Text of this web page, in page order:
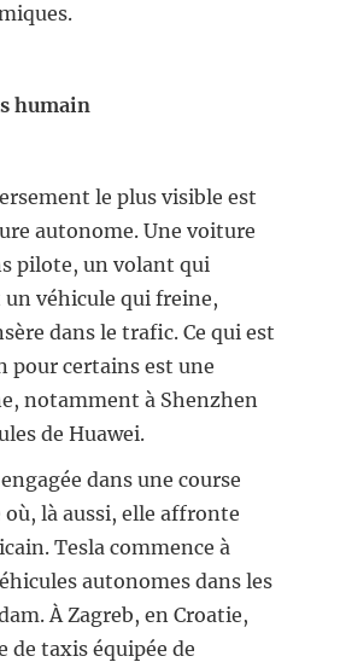
humain
le plus visible est
autonome. Une voiture
pilote, un volant qui
véhicule qui freine,
dans le trafic. Ce qui est
pour certains est une
notamment à Shenzhen
de Huawei.
dans une course
là aussi, elle affronte
Tesla commence à
autonomes dans les
À Zagreb, en Croatie,
de taxis équipée de